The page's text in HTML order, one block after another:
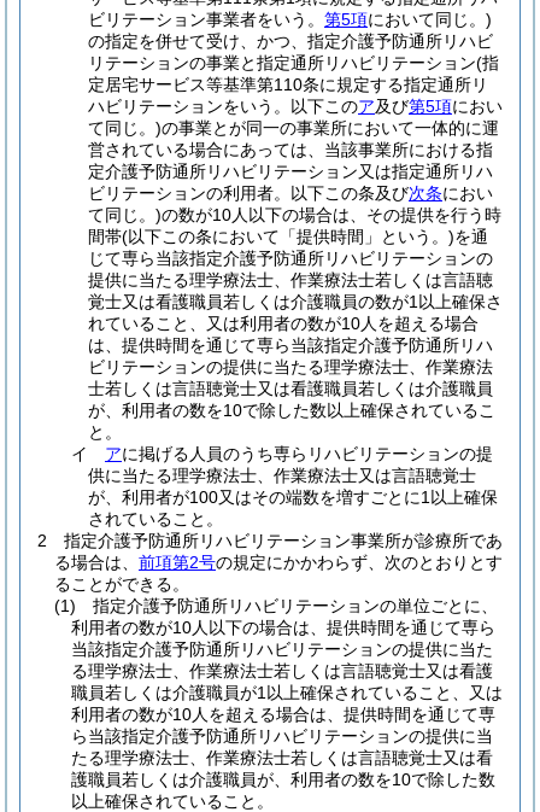
ビリテーション事業者をいう。 第5項において同じ。)
の指定を併せて受け、かつ、指定介護予防通所リハビ
リテーションの事業と指定通所リハビリテーション(指
定居宅サービス等基準第110条に規定する指定通所リ
ハビリテーションをいう。以下このア及び第5項におい
て同じ。)の事業とが同一の事業所において一体的に運
営されている場合にあっては、当該事業所における指
定介護予防通所リハビリテーション又は指定通所リハ
ビリテーションの利用者。以下この条及び次条におい
て同じ。)の数が10人以下の場合は、その提供を行う時
間帯(以下この条において「提供時間」という。)を通
じて専ら当該指定介護予防通所リハビリテーションの
提供に当たる理学療法士、作業療法士若しくは言語聴
覚士又は看護職員若しくは介護職員の数が1以上確保さ
れていること、又は利用者の数が10人を超える場合
は、提供時間を通じて専ら当該指定介護予防通所リハ
ビリテーションの提供に当たる理学療法士、作業療法
士若しくは言語聴覚士又は看護職員若しくは介護職員
が、利用者の数を10で除した数以上確保されているこ
と。
イ
アに掲げる人員のうち専らリハビリテーションの提
供に当たる理学療法士、作業療法士又は言語聴覚士
が、利用者が100又はその端数を増すごとに1以上確保
されていること。
2
指定介護予防通所リハビリテーション事業所が診療所であ
る場合は、 前項第2号の規定にかかわらず、次のとおりとす
ることができる。
(1)
指定介護予防通所リハビリテーションの単位ごとに、
利用者の数が10人以下の場合は、提供時間を通じて専ら
当該指定介護予防通所リハビリテーションの提供に当た
る理学療法士、作業療法士若しくは言語聴覚士又は看護
職員若しくは介護職員が1以上確保されていること、又は
利用者の数が10人を超える場合は、提供時間を通じて専
ら当該指定介護予防通所リハビリテーションの提供に当
たる理学療法士、作業療法士若しくは言語聴覚士又は看
護職員若しくは介護職員が、利用者の数を10で除した数
以上確保されていること。